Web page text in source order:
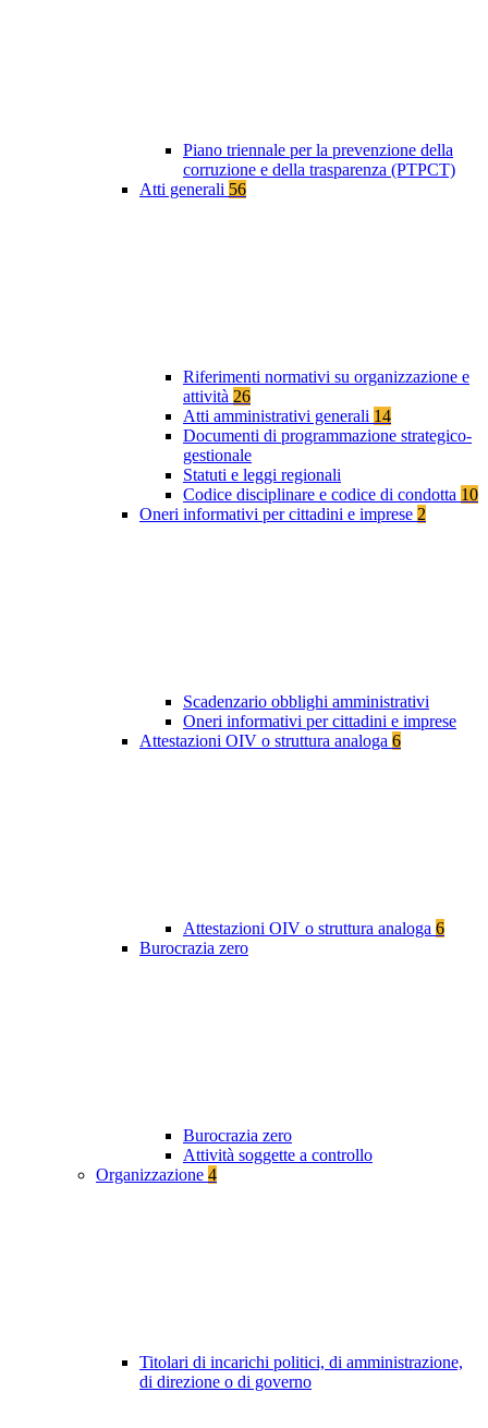
Piano triennale per la prevenzione della
corruzione e della trasparenza (PTPCT)
Atti generali 56
Riferimenti normativi su organizzazione e
attività 26
Atti amministrativi generali 14
Documenti di programmazione strategico-
gestionale
Statuti e leggi regionali
Codice disciplinare e codice di condotta 10
Oneri informativi per cittadini e imprese 2
Scadenzario obblighi amministrativi
Oneri informativi per cittadini e imprese
Attestazioni OIV o struttura analoga 6
Attestazioni OIV o struttura analoga 6
Burocrazia zero
Burocrazia zero
Attività soggette a controllo
Organizzazione 4
Titolari di incarichi politici, di amministrazione,
di direzione o di governo